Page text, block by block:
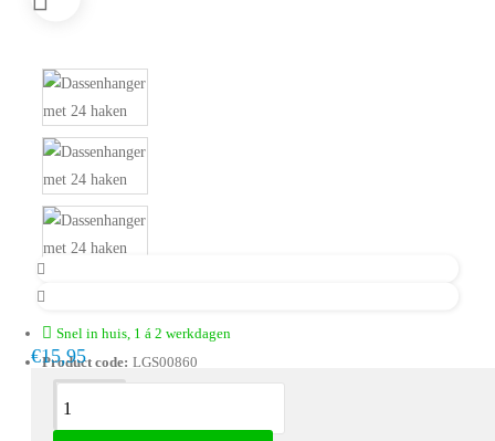
Snel in huis, 1 á 2 werkdagen
Product code: LGS00860
€15,95
Omschrijving